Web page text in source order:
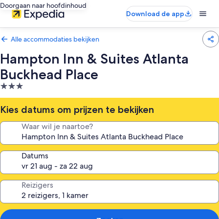
Doorgaan naar hoofdinhoud
Download de app
Alle accommodaties bekijken
Hampton Inn & Suites Atlanta
Buckhead Place
3.0-
sterrenaccommodatie
Kies datums om prijzen te bekijken
Waar wil je naartoe?
Datums
Reizigers